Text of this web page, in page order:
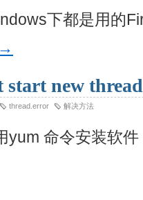
下都是用的
→
new
thread.error 解决方法
yum 命令安装软